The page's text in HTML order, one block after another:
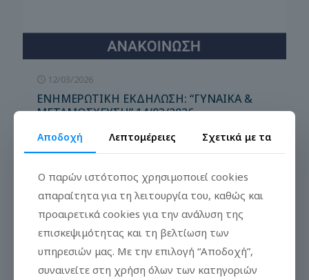
12/03/2026
ΕΝΗΜΕΡΩΤΙΚΗ ΕΚΔΗΛΩΣΗ: “ΓΥΝΑΙΚΑ &
ΜΕΤΑΜΟΣΧΕΥΣΗ” 14/03/2026
Αποδοχή Λεπτομέρειες Σχετικά με τα
Ο παρών ιστότοπος χρησιμοποιεί cookies
απαραίτητα για τη λειτουργία του, καθώς και
προαιρετικά cookies για την ανάλυση της
επισκεψιμότητας και τη βελτίωση των
υπηρεσιών μας. Με την επιλογή “Αποδοχή”,
συναινείτε στη χρήση όλων των κατηγοριών